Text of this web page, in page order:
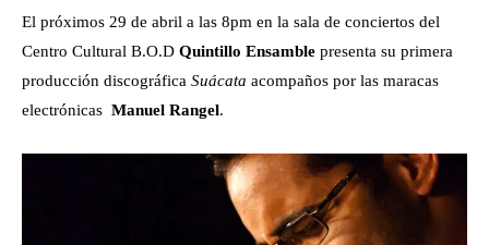
El próximos 29 de abril a las 8pm en la sala de conciertos del
Centro Cultural B.O.D Quintillo Ensamble presenta su primera
producción discográfica Suácata acompaños por las maracas
electrónicas Manuel Rangel.